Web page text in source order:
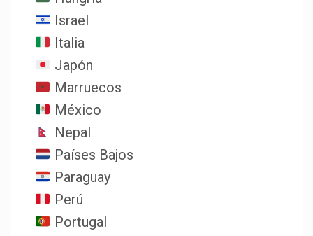
Israel
Italia
Japón
Marruecos
México
Nepal
Países Bajos
Paraguay
Perú
Portugal